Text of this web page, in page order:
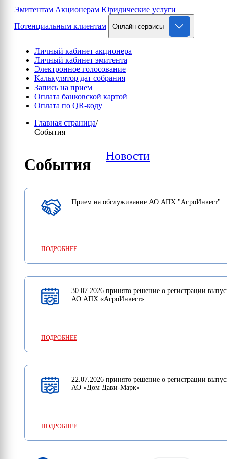
Эмитентам Акционерам Юридические услуги
Потенциальным клиентам
Онлайн-сервисы
Личный кабинет акционера
Личный кабинет эмитента
Электронное голосование
Калькулятор дат собрания
Запись на прием
Оплата банковской картой
Оплата по QR-коду
Главная страница/
События
События Новости
Прием на обслуживание АО АПХ "АгроИнвест"
ПОДРОБНЕЕ
30.07.2026 принято решение о регистрации
АО АПХ «АгроИнвест»
ПОДРОБНЕЕ
22.07.2026 принято решение о регистрации
АО «Дом Дави-Марк»
ПОДРОБНЕЕ